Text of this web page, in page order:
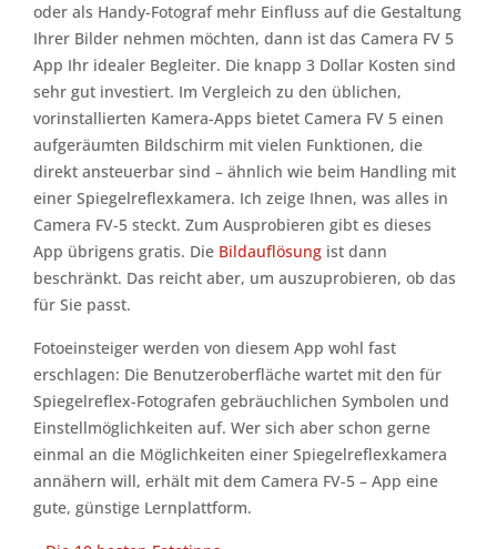
oder als Handy-Fotograf mehr Einfluss auf die Gestaltung
Ihrer Bilder nehmen möchten, dann ist das Camera FV 5
App Ihr idealer Begleiter. Die knapp 3 Dollar Kosten sind
sehr gut investiert. Im Vergleich zu den üblichen,
vorinstallierten Kamera-Apps bietet Camera FV 5 einen
aufgeräumten Bildschirm mit vielen Funktionen, die
direkt ansteuerbar sind – ähnlich wie beim Handling mit
einer Spiegelreflexkamera. Ich zeige Ihnen, was alles in
Camera FV-5 steckt. Zum Ausprobieren gibt es dieses
App übrigens gratis. Die Bildauflösung ist dann
beschränkt. Das reicht aber, um auszuprobieren, ob das
für Sie passt.
Fotoeinsteiger werden von diesem App wohl fast
erschlagen: Die Benutzeroberfläche wartet mit den für
Spiegelreflex-Fotografen gebräuchlichen Symbolen und
Einstellmöglichkeiten auf. Wer sich aber schon gerne
einmal an die Möglichkeiten einer Spiegelreflexkamera
annähern will, erhält mit dem Camera FV-5 – App eine
gute, günstige Lernplattform.